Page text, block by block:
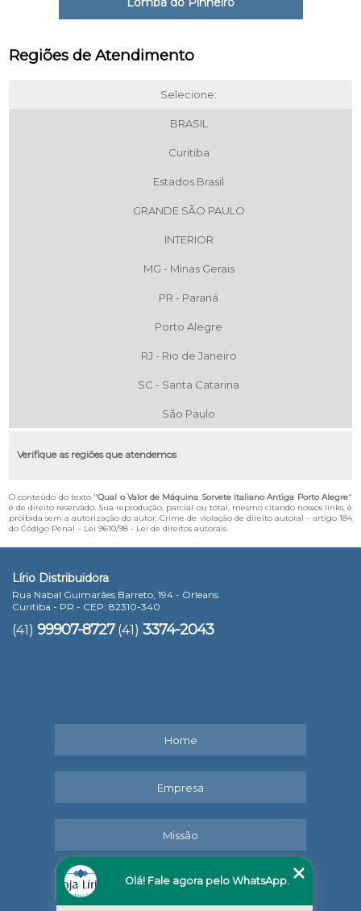
Regiões de Atendimento
Selecione:
BRASIL
Curitiba
Estados Brasil
GRANDE SÃO PAULO
INTERIOR
MG - Minas Gerais
PR - Paraná
Porto Alegre
RJ - Rio de Janeiro
SC - Santa Catarina
São Paulo
Verifique as regiões que atendemos
O conteúdo do texto "Qual o Valor de Máquina Sorvete Italiano Antiga Porto Alegre"
é de direito reservado. Sua reprodução, parcial ou total, mesmo citando nossos links, é
proibida sem a autorização do autor. Crime de violação de direito autoral – artigo 184
do Código Penal – Lei 9610/98 - Lei de direitos autorais.
Lírio Distribuidora
Rua Nabal Guimarães Barreto, 194 - Orleans
Curitiba - PR - CEP: 82310-340
(41) 99907-8727 (41) 3374-2043
Home
Empresa
Missão
Serviços
Olá! Fale agora pelo WhatsApp.